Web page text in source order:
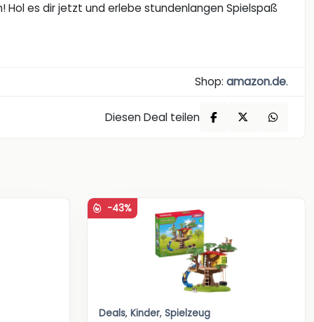
Hol es dir jetzt und erlebe stundenlangen Spielspaß
Shop: amazon.de.
Diesen Deal teilen
-43%
Deals, Kinder, Spielzeug